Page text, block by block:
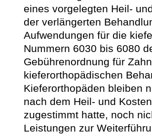
eines vorgelegten Heil-
der verlängerten
Aufwendungen für die
Nummern 6030 bis 6080
Gebührenordnung für
kieferorthopädischen
Kieferorthopäden bleiben
nach dem Heil- und
zugestimmt hatte, noch
Leistungen zur